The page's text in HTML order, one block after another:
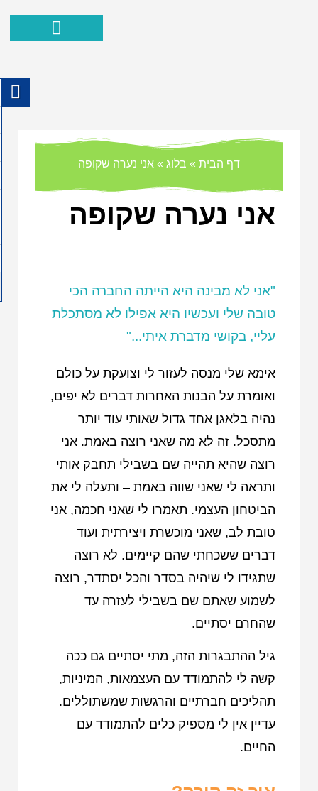
דף הבית » בלוג » אני נערה שקופה
אני נערה שקופה
"אני לא מבינה היא הייתה החברה הכי
טובה שלי ועכשיו היא אפילו לא מסתכלת
עליי, בקושי מדברת איתי..."
אימא שלי מנסה לעזור לי וצועקת על כולם
ואומרת על הבנות האחרות דברים לא יפים,
נהיה בלאגן אחד גדול שאותי עוד יותר
מתסכל. זה לא מה שאני רוצה באמת. אני
רוצה שהיא תהייה שם בשבילי תחבק אותי
ותראה לי שאני שווה באמת – ותעלה לי את
הביטחון העצמי. תאמרו לי שאני חכמה, אני
טובת לב, שאני מוכשרת ויצירתית ועוד
דברים ששכחתי שהם קיימים. לא רוצה
שתגידו לי שיהיה בסדר והכל יסתדר, רוצה
לשמוע שאתם שם בשבילי לעזרה עד
שהחרם יסתיים.
גיל ההתבגרות הזה, מתי יסתיים גם ככה
קשה לי להתמודד עם העצמאות, המיניות,
תהליכים חברתיים והרגשות שמשתוללים.
עדיין אין לי מספיק כלים להתמודד עם
החיים.